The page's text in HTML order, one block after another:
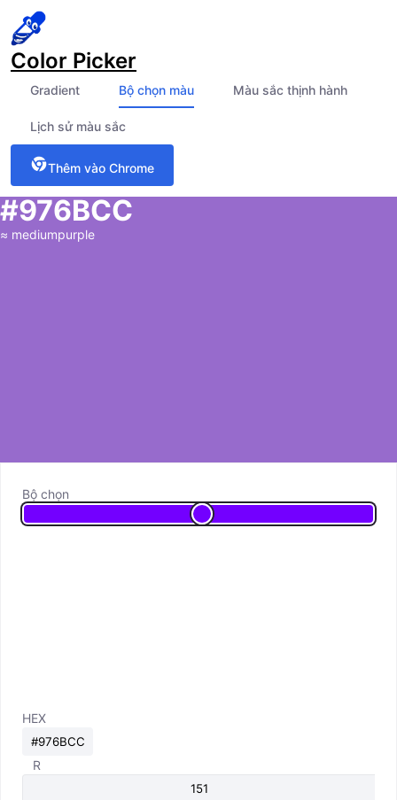
Color Picker
Gradient Bộ chọn màu Màu sắc thịnh hành
Lịch sử màu sắc
Thêm vào Chrome
#976BCC
≈ mediumpurple
Bộ chọn
HEX
R